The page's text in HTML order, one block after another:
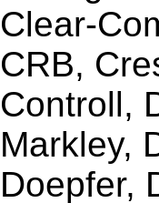
Clear-
CRB,
Controll,
Markley,
Doepfer,